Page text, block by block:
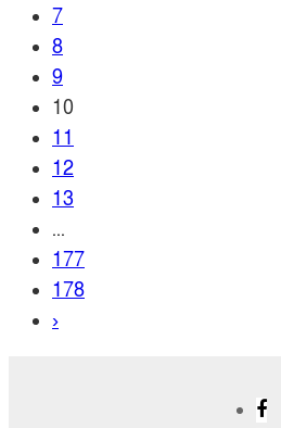
7
8
9
10
11
12
13
...
177
178
›